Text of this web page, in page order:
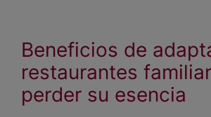
Beneficios de
restaurantes
perder su esencia